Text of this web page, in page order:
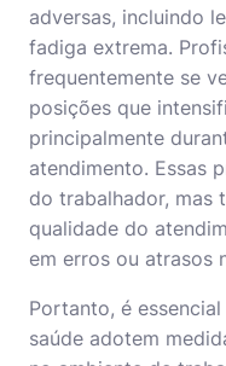
adversas, incluindo
fadiga extrema.
frequentemente se
posições que
principalmente
atendimento. Essas
do trabalhador, mas
qualidade do
em erros ou atrasos
Portanto, é
saúde adotem